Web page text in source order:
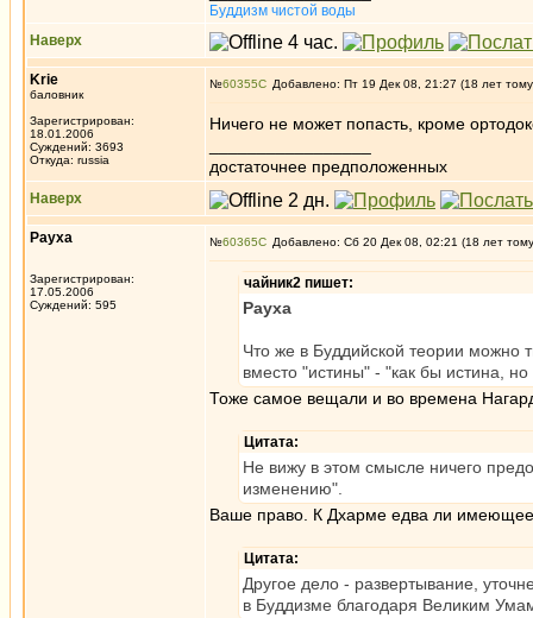
Буддизм чистой воды
Наверх
Krie
баловник
Зарегистрирован:
18.01.2006
Суждений: 3693
Откуда: russia
№60355 Добавлено: Пт 19 Дек 08, 21:27 (18 лет
Ничего не может попасть, кроме
достаточнее предположенных
Наверх
Рауха
Зарегистрирован:
17.05.2006
Суждений: 595
№60365 Добавлено: Сб 20 Дек 08, 02:21 (18 лет
чайник2 пишет:
Рауха
Что же в Буддийской теории можно
вместо "истины" - "как бы истина,
Тоже самое вещали и во времена
Цитата:
Не вижу в этом смысле ничего
изменению".
Ваше право. К Дхарме едва ли
Цитата:
Другое дело - развертывание,
в Буддизме благодаря Великим